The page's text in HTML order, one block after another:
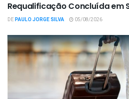
Requalificação Concluída em
DEPAULO JORGE SILVA 05/08/2026